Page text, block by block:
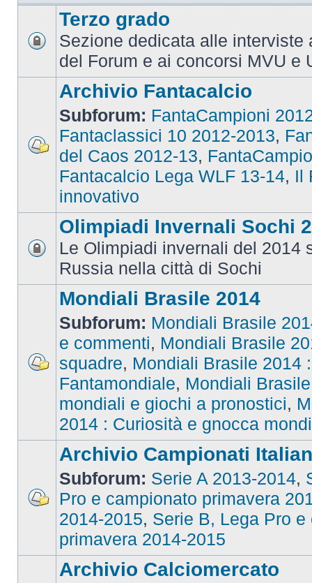
Terzo grado
Sezione dedicata alle interviste
del Forum e ai concorsi MVU e
Archivio Fantacalcio
Subforum: FantaCampioni
Fantaclassici 10 2012-2013,
del Caos 2012-13,
Fantacalcio Lega WLF 13-14, Il
innovativo
Olimpiadi Invernali Sochi
Le Olimpiadi invernali del 2014
Russia nella città di Sochi
Mondiali Brasile 2014
Subforum: Mondiali Brasile
e commenti, Mondiali Brasile
squadre, Mondiali Brasile 2014
Fantamondiale, Mondiali
mondiali e giochi a pronostici,
2014 : Curiosità e gnocca
Archivio Campionati
Subforum: Serie A 2013-2014,
Pro e campionato primavera
2014-2015, Serie B, Lega Pro e
primavera 2014-2015
Archivio Calciomercato